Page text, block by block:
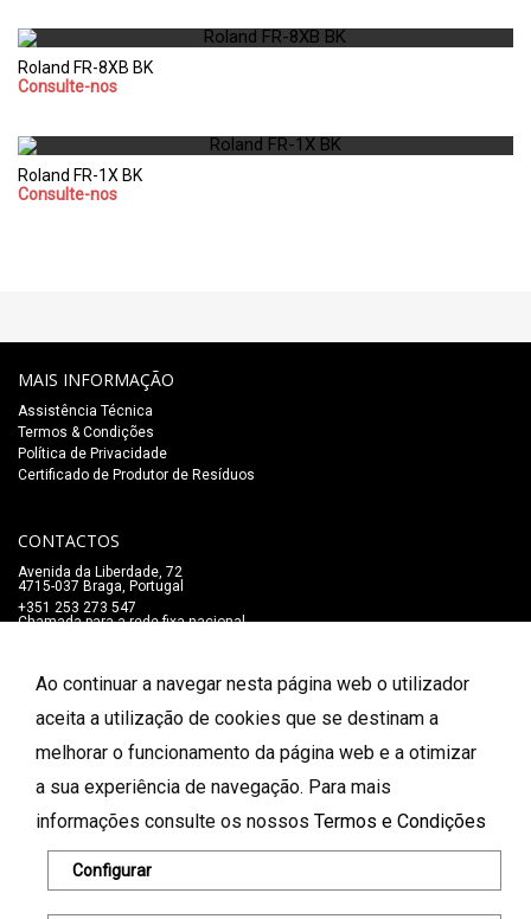
Ao continuar a navegar nesta página web o utilizador
aceita a utilização de cookies que se destinam a
melhorar o funcionamento da página web e a otimizar
a sua experiência de navegação. Para mais
informações consulte os nossos Termos e Condições
Configurar
Roland FR-8XB BK
Consulte-nos
Roland FR-1X BK
Consulte-nos
MAIS INFORMAÇÃO
Assistência Técnica
Termos & Condições
Política de Privacidade
Certificado de Produtor de Resíduos
CONTACTOS
Avenida da Liberdade, 72
4715-037 Braga, Portugal
+351 253 273 547
Chamada para a rede fixa nacional
FORMAS DE PAGAMENTO
© 2026 Salão Mozart. Todos os direitos reservados.